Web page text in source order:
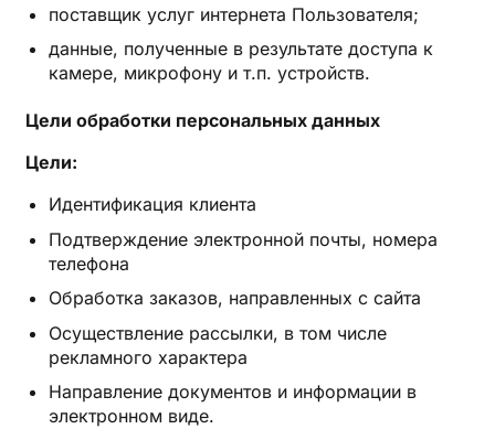
поставщик услуг интернета Пользователя;
данные, полученные в результате доступа к
камере, микрофону и т.п. устройств.
Цели обработки персональных данных
Цели:
Идентификация клиента
Подтверждение электронной почты, номера
телефона
Обработка заказов, направленных с сайта
Осуществление рассылки, в том числе
рекламного характера
Направление документов и информации в
электронном виде.